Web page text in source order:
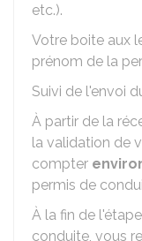
etc.).
Votre boite aux
prénom de la
Suivi de l'envoi
À partir de la
la validation de
compter
permis de
À la fin de
conduite, vous